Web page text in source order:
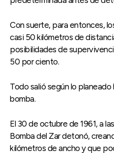
Con suerte, para entonces,
casi 50 kilómetros de
posibilidades de
50 por ciento.
Todo salió según lo planeado
bomba.
El 30 de octubre de 1961, a
Bomba del Zar detonó,
kilómetros de ancho y que